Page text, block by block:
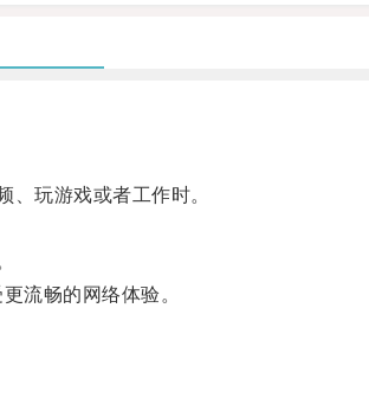
玩游戏或者工作时。
流畅的网络体验。